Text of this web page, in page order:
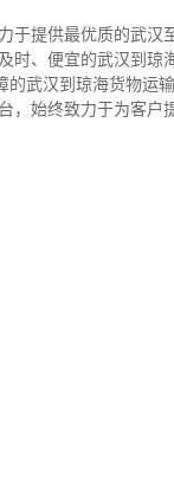
提供最优质的武汉
、便宜的武汉到琼
的武汉到琼海货物运
，始终致力于为客户